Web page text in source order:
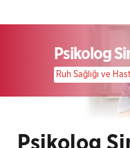
Psikolog
Ruh Sağlığı ve
Psikolog